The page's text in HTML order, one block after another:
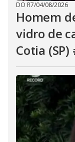
DO R7/04/08/2026
Homem
vidro de
Cotia